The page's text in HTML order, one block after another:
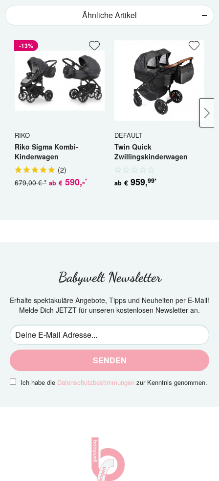
Ähnliche Artikel
-13%
RIKO
Riko Sigma Kombi-
Kinderwagen
(2)
ab € 590,-*
679,00 € *
DEFAULT
Twin Quick
Zwillingskinderwagen
Geschwisterwagen
ab € 959,99*
Babywelt Newsletter
Erhalte spektakuläre Angebote, Tipps und Neuheiten per E-Mail!
Melde Dich JETZT für unseren kostenlosen Newsletter an.
SENDEN
Ich habe die Datenschutzbestimmungen zur Kenntnis genommen.